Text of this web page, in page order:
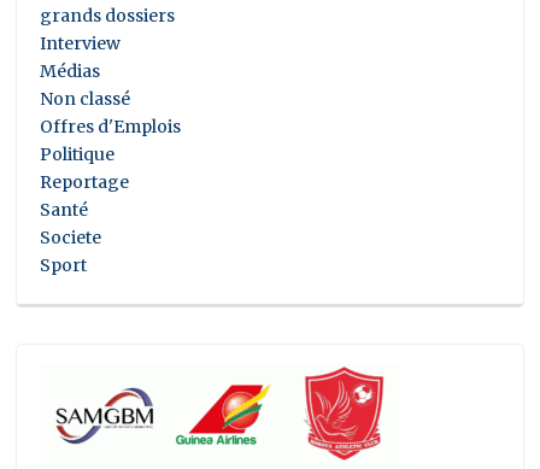
grands dossiers
Interview
Médias
Non classé
Offres d'Emplois
Politique
Reportage
Santé
Societe
Sport